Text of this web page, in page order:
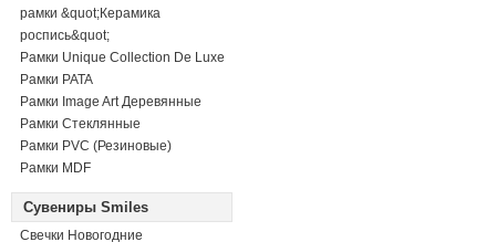
рамки &quot;Керамика
роспись&quot;
Рамки Unique Collection De Luxe
Рамки PATA
Рамки Image Art Деревянные
Рамки Стеклянные
Рамки PVC (Резиновые)
Рамки MDF
Сувениры Smiles
Свечки Новогодние